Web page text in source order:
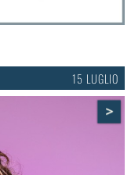
15 LUGLIO
>